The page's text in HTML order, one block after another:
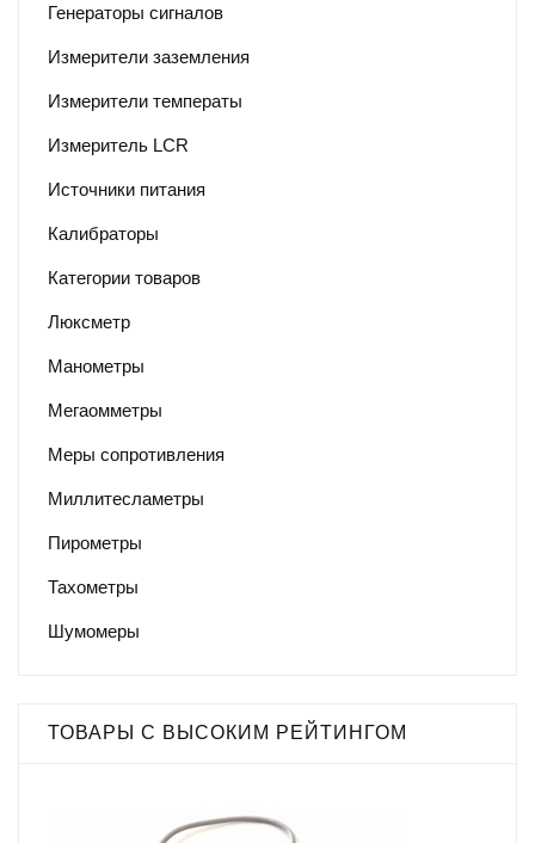
Генераторы сигналов
Измерители заземления
Измерители температы
Измеритель LCR
Источники питания
Калибраторы
Категории товаров
Люксметр
Манометры
Мегаомметры
Меры сопротивления
Миллитесламетры
Пирометры
Тахометры
Шумомеры
ТОВАРЫ С ВЫСОКИМ РЕЙТИНГОМ